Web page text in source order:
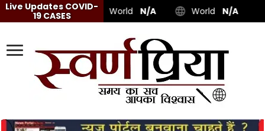
Live Updates COVID-
19 CASES
World N/A World N/A